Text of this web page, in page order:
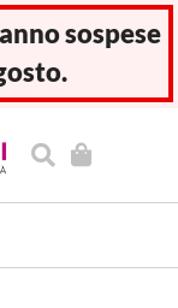
sospese